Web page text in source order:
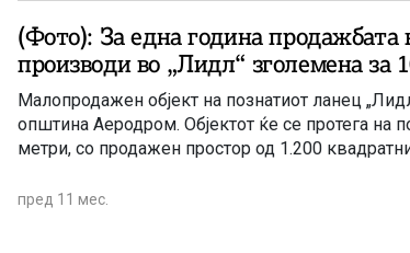
(Фото): За една година продажбата
производи во „Лидл“ зголемена за
Малопродажен објект на познатиот ланец
општина Аеродром. Објектот ќе се протега на
метри, со продажен простор од 1.200
пред 11 мес.